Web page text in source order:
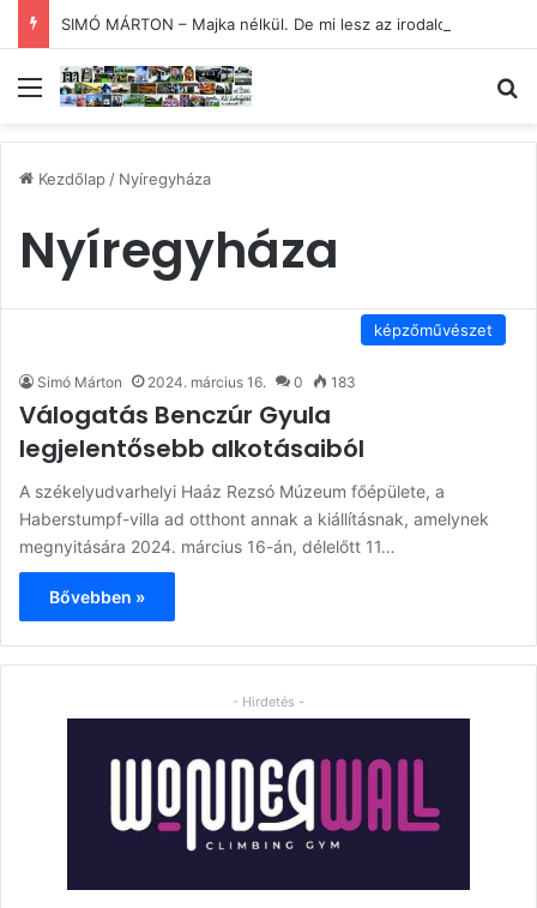
SIMÓ MÁRTON – Majka nélkül. De mi lesz az irodalommal?
Menü
Kezdőlap/ Nyíregyháza
Nyíregyháza
képzőművészet
Simó Márton 2024. március 16. 0 183
Válogatás Benczúr Gyula
legjelentősebb alkotásaiból
A székelyudvarhelyi Haáz Rezsó Múzeum főépülete, a
Haberstumpf-villa ad otthont annak a kiállításnak, amelynek
megnyitására 2024. március 16-án, délelőtt 11…
Bővebben »
- Hirdetés -